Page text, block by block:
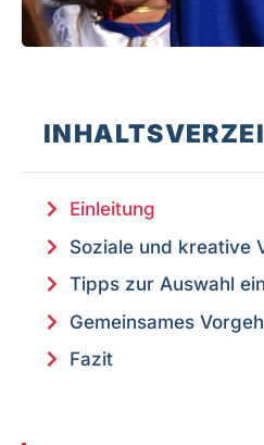
Einleitung
Soziale und kreative
Tipps zur Auswahl
Gemeinsames
Fazit